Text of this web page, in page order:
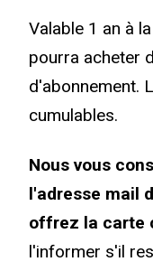
Valable 1 an à
pourra acheter
d'abonnement.
cumulables.
Nous vous
l'adresse mail
offrez la carte
l'informer s'il